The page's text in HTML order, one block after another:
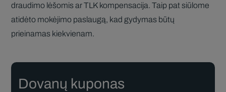
draudimo lėšomis ar TLK kompensacija. Taip pat siūlome
atidėto mokėjimo paslaugą, kad gydymas būtų
prieinamas kiekvienam.
Dovanų kuponas